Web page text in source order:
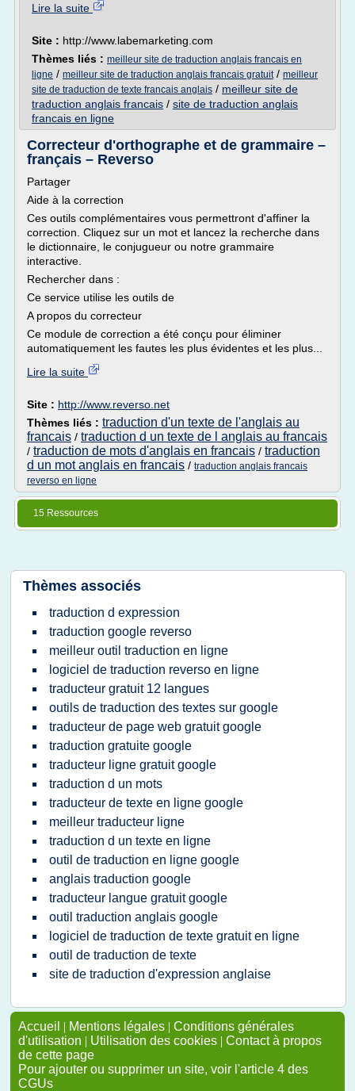
Lire la suite
Site : http://www.labemarketing.com
Thèmes liés : meilleur site de traduction anglais francais en
ligne / meilleur site de traduction anglais francais gratuit/ meilleur
site de traduction de texte francais anglais / meilleur site de
traduction anglais francais / site de traduction anglais
francais en ligne
Correcteur d'orthographe et de grammaire –
français – Reverso
Partager
Aide à la correction
Ces outils complémentaires vous permettront d'affiner la
correction. Cliquez sur un mot et lancez la recherche dans
le dictionnaire, le conjugueur ou notre grammaire
interactive.
Rechercher dans :
Ce service utilise les outils de
A propos du correcteur
Ce module de correction a été conçu pour éliminer
automatiquement les fautes les plus évidentes et les plus...
Lire la suite
Site : http://www.reverso.net
Thèmes liés : traduction d'un texte de l'anglais au
francais / traduction d un texte de l anglais au francais
/ traduction de mots d'anglais en francais / traduction
d un mot anglais en francais / traduction anglais francais
reverso en ligne
15 Ressources
Thèmes associés
traduction d expression
traduction google reverso
meilleur outil traduction en ligne
logiciel de traduction reverso en ligne
traducteur gratuit 12 langues
outils de traduction des textes sur google
traducteur de page web gratuit google
traduction gratuite google
traducteur ligne gratuit google
traduction d un mots
traducteur de texte en ligne google
meilleur traducteur ligne
traduction d un texte en ligne
outil de traduction en ligne google
anglais traduction google
traducteur langue gratuit google
outil traduction anglais google
logiciel de traduction de texte gratuit en ligne
outil de traduction de texte
site de traduction d'expression anglaise
Accueil | Mentions légales | Conditions générales
d'utilisation | Utilisation des cookies | Contact à propos
de cette page
Pour ajouter ou supprimer un site, voir l'article 4 des
CGUs